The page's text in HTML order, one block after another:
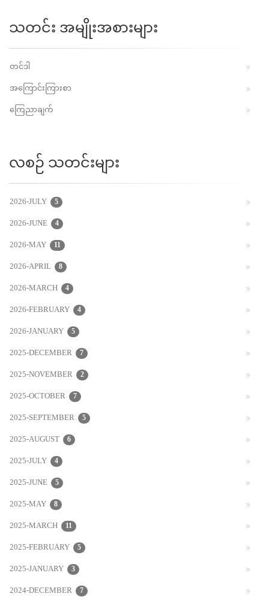
သတင်း အမျိုးအစားများ
တင်ဒါ
အကြောင်းကြားစာ
ကြေညာချက်
လစဉ် သတင်းများ
2026-JULY 5
2026-JUNE 4
2026-MAY 11
2026-APRIL 8
2026-MARCH 4
2026-FEBRUARY 4
2026-JANUARY 5
2025-DECEMBER 7
2025-NOVEMBER 2
2025-OCTOBER 7
2025-SEPTEMBER 5
2025-AUGUST 6
2025-JULY 4
2025-JUNE 5
2025-MAY 8
2025-MARCH 11
2025-FEBRUARY 5
2025-JANUARY 3
2024-DECEMBER 7